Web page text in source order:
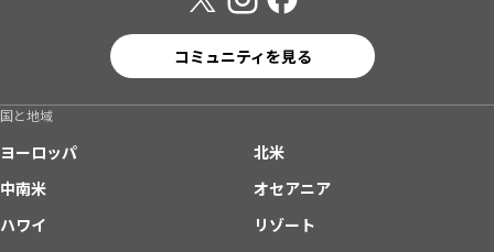
コミュニティを見る
国と地域
ヨーロッパ
北米
中南米
オセアニア
ハワイ
リゾート